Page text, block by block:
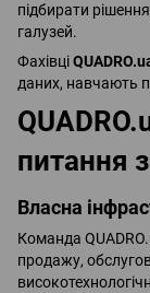
підбирати
галузей.
Фахівці
даних, навчають
питання
Власна
Команда
продажу,